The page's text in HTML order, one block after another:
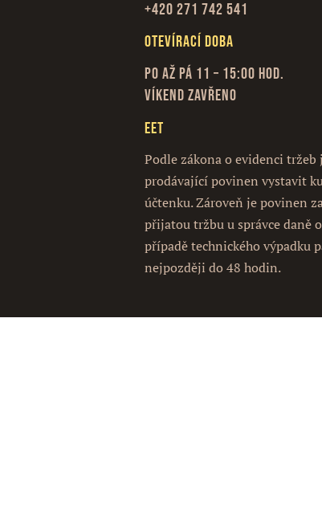
+420 271 742 541
Otevírací doba
Po až Pá 11 – 15:00 hod.
Víkend zavřeno
EET
Podle zákona o evidenci tržeb
prodávající povinen vystavit
účtenku. Zároveň je povinen
přijatou tržbu u správce daně
případě technického výpadku
nejpozději do 48 hodin.